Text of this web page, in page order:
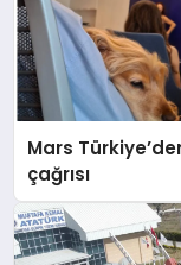
Mars
çağrısı